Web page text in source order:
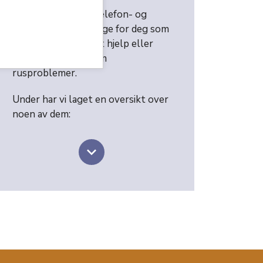
Det finnes mange telefon- og
chat-tjenester i Norge for deg som
enten trenger akutt hjelp eller
noen å prate med om
rusproblemer.
Under har vi laget en oversikt over
noen av dem:
keyboard_arrow_down